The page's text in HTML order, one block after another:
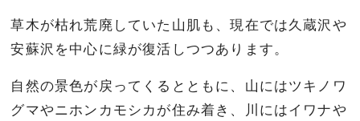
草木が枯れ荒廃していた山肌も、現在では久蔵沢や
安蘇沢を中心に緑が復活しつつあります。
自然の景色が戻ってくるとともに、山にはツキノワ
グマやニホンカモシカが住み着き、川にはイワナや